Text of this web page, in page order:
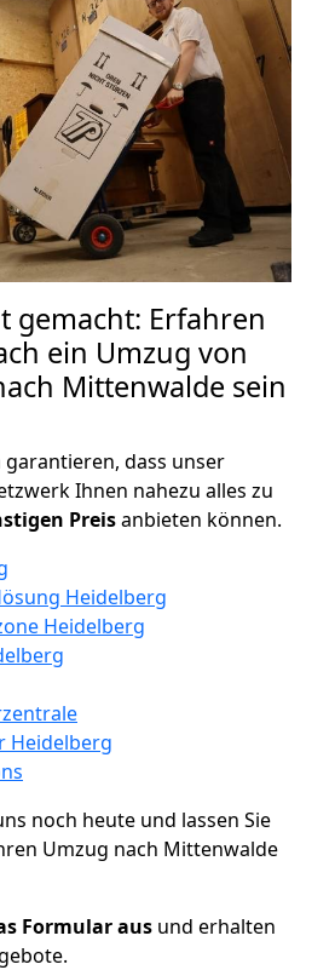
gemacht: Erfahren
ein Umzug von
Mittenwalde sein
dass unser
Ihnen nahezu alles zu
Preisanbieten können.
Heidelberg
Heidelberg
Heidelberg
noch heute und lassen Sie
Umzug nach Mittenwalde
Formular aus und erhalten